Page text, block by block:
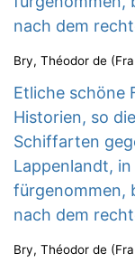
nach dem
Bry, Théodor de (
Etliche schöne
Historien, so
Schiffarten
Lappenlandt,
fürgenommen,
nach dem
Bry, Théodor de (